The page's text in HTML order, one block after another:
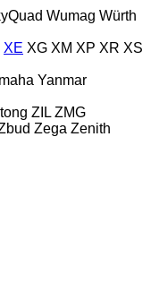
Wumag Würth
XE XG XM XP XR XS
Yanmar
ZIL ZMG
Zega Zenith